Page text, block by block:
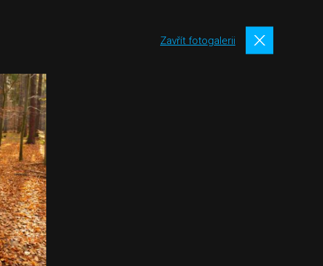
Zavřít fotogalerii